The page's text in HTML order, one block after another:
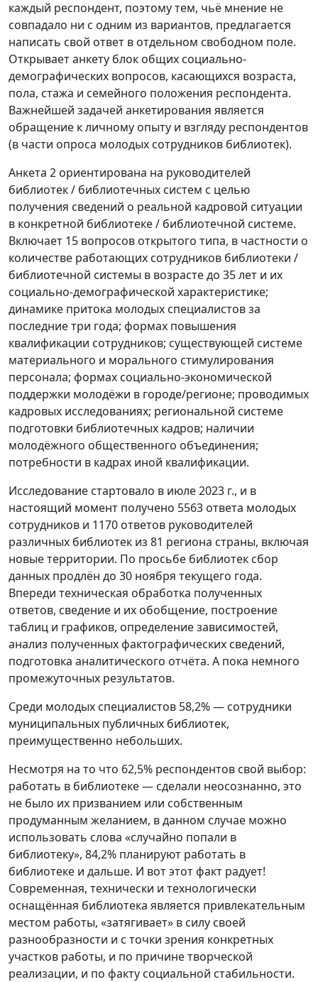
каждый респондент, поэтому тем, чьё мнение не
совпадало ни с одним из вариантов, предлагается
написать свой ответ в отдельном свободном поле.
Открывает анкету блок общих социально-
демографических вопросов, касающихся возраста,
пола, стажа и семейного положения респондента.
Важнейшей задачей анкетирования является
обращение к личному опыту и взгляду респондентов
(в части опроса молодых сотрудников библиотек).
Анкета 2 ориентирована на руководителей
библиотек / библиотечных систем с целью
получения сведений о реальной кадровой ситуации
в конкретной библиотеке / библиотечной системе.
Включает 15 вопросов открытого типа, в частности о
количестве работающих сотрудников библиотеки /
библиотечной системы в возрасте до 35 лет и их
социально-демографической характеристике;
динамике притока молодых специалистов за
последние три года; формах повышения
квалификации сотрудников; существующей системе
материального и морального стимулирования
персонала; формах социально-экономической
поддержки молодёжи в городе/регионе; проводимых
кадровых исследованиях; региональной системе
подготовки библиотечных кадров; наличии
молодёжного общественного объединения;
потребности в кадрах иной квалификации.
Исследование стартовало в июле 2023 г., и в
настоящий момент получено 5563 ответа молодых
сотрудников и 1170 ответов руководителей
различных библиотек из 81 региона страны, включая
новые территории. По просьбе библиотек сбор
данных продлён до 30 ноября текущего года.
Впереди техническая обработка полученных
ответов, сведение и их обобщение, построение
таблиц и графиков, определение зависимостей,
анализ полученных фактографических сведений,
подготовка аналитического отчёта. А пока немного
промежуточных результатов.
Среди молодых специалистов 58,2% — сотрудники
муниципальных публичных библиотек,
преимущественно небольших.
Несмотря на то что 62,5% респондентов свой выбор:
работать в библиотеке — сделали неосознанно, это
не было их призванием или собственным
продуманным желанием, в данном случае можно
использовать слова «случайно попали в
библиотеку», 84,2% планируют работать в
библиотеке и дальше. И вот этот факт радует!
Современная, технически и технологически
оснащённая библиотека является привлекательным
местом работы, «затягивает» в силу своей
разнообразности и с точки зрения конкретных
участков работы, и по причине творческой
реализации, и по факту социальной стабильности.